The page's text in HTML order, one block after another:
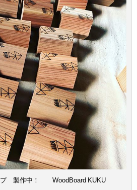
プ 製作中！ WoodBoard KUKU